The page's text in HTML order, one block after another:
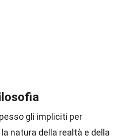
gli impliciti per
natura della realtà e della